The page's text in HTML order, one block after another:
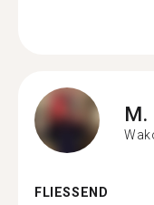
M.
FLIESSEND